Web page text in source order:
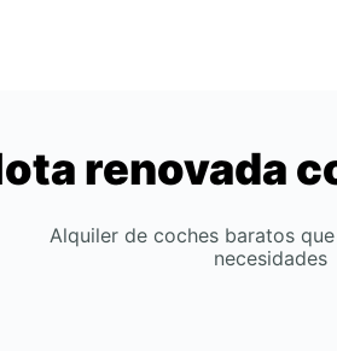
renovada
Alquiler de coches baratos
necesidades